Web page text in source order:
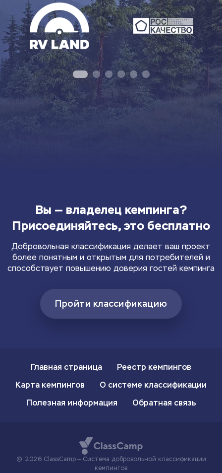
Вы — владелец кемпинга?
Присоединяйтесь, это бесплатно
Добровольная классификация делает ваш проект
более понятным и открытым для потребителей и
способствует повышению доверия гостей кемпинга
Пройти классификацию
Главная страница
Реестр кемпингов
Карта кемпингов
О системе классификации
Полезная информация
Обратная связь
2026 ClassCamp — Система добровольной классификации
кемпингов